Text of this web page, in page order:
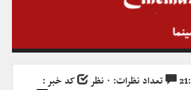
تعداد نظرات: ۰ نظر
کد خبر :